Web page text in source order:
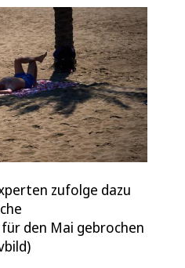
zufolge dazu
den Mai gebrochen